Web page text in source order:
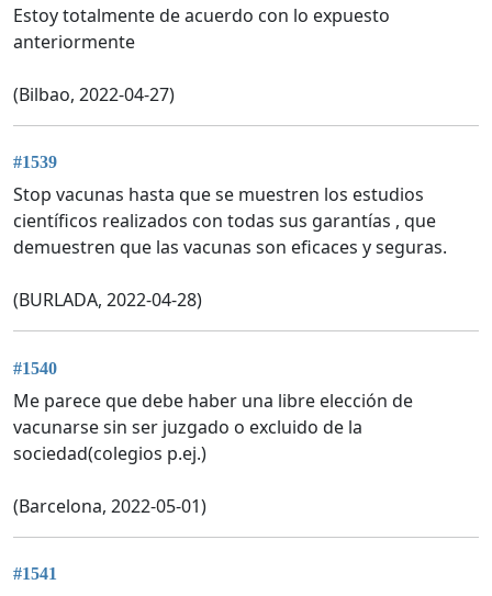
Estoy totalmente de acuerdo con lo expuesto
anteriormente
(Bilbao, 2022-04-27)
#1539
Stop vacunas hasta que se muestren los estudios
científicos realizados con todas sus garantías , que
demuestren que las vacunas son eficaces y seguras.
(BURLADA, 2022-04-28)
#1540
Me parece que debe haber una libre elección de
vacunarse sin ser juzgado o excluido de la
sociedad(colegios p.ej.)
(Barcelona, 2022-05-01)
#1541